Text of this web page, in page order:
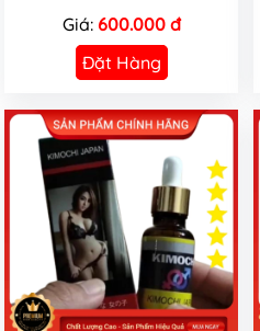
Giá: 600.000 đ
Đặt Hàng